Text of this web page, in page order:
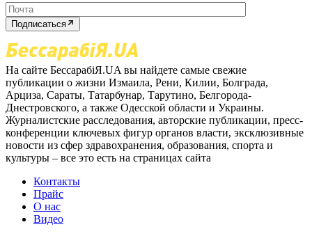
Подписаться
На сайте БессарабіЯ.UA вы найдете самые свежие
публикации о жизни Измаила, Рени, Килии, Болграда,
Арциза, Сараты, Татарбунар, Тарутино, Белгорода-
Днестровского, а также Одесской области и Украины.
Журналистские расследования, авторские публикации, пресс-
конференции ключевых фигур органов власти, эксклюзивные
новости из сфер здравохранения, образования, спорта и
культуры – все это есть на страницах сайта
Контакты
Прайс
О нас
Видео